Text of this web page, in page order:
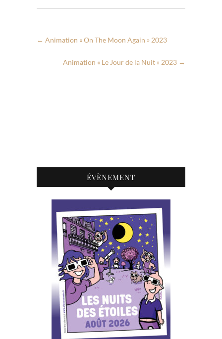
← Animation « On The Moon Again » 2023
Animation « Le Jour de la Nuit » 2023 →
ÉVÈNEMENT